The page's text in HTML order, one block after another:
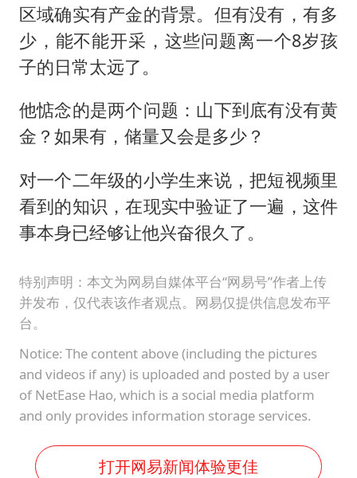
区域确实有产金的背景。但有没有，有多
少，能不能开采，这些问题离一个8岁孩
子的日常太远了。
他惦念的是两个问题：山下到底有没有黄
金？如果有，储量又会是多少？
对一个二年级的小学生来说，把短视频里
看到的知识，在现实中验证了一遍，这件
事本身已经够让他兴奋很久了。
特别声明：本文为网易自媒体平台“网易号”作者上传
并发布，仅代表该作者观点。网易仅提供信息发布平
台。
Notice: The content above (including the pictures
and videos if any) is uploaded and posted by a user
of NetEase Hao, which is a social media platform
and only provides information storage services.
打开网易新闻体验更佳